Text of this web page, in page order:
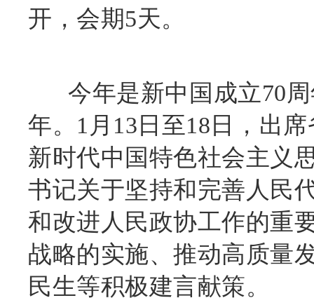
开，会期5天。
今年是新中国成立70周
年。1月13日至18日，出
新时代中国特色社会主义
书记关于坚持和完善人民
和改进人民政协工作的重
战略的实施、推动高质量
民生等积极建言献策。